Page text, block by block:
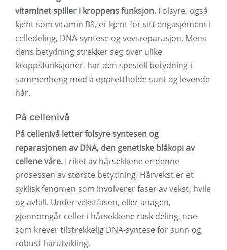
vitaminet spiller i kroppens funksjon. Folsyre, også
kjent som vitamin B9, er kjent for sitt engasjement i
celledeling, DNA-syntese og vevsreparasjon. Mens
dens betydning strekker seg over ulike
kroppsfunksjoner, har den spesiell betydning i
sammenheng med å opprettholde sunt og levende
hår.
På cellenivå
På cellenivå letter folsyre syntesen og
reparasjonen av DNA, den genetiske blåkopi av
cellene våre. I riket av hårsekkene er denne
prosessen av største betydning. Hårvekst er et
syklisk fenomen som involverer faser av vekst, hvile
og avfall. Under vekstfasen, eller anagen,
gjennomgår celler i hårsekkene rask deling, noe
som krever tilstrekkelig DNA-syntese for sunn og
robust hårutvikling.